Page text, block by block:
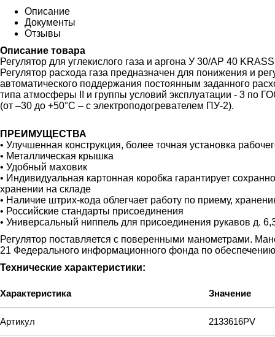
Описание
Документы
Отзывы
Описание товара
Регулятор для углекислого газа и аргона У 30/АР 40 KRASS
Регулятор расхода газа предназначен для понижения и
автоматического поддержания постоянным заданного
типа атмосферы II и группы условий эксплуатации - 3 по
(от –30 до +50°С – с электроподогревателем ПУ-2).
ПРЕИМУЩЕСТВА
• Улучшенная конструкция, более точная установка
• Металлическая крышка
• Удобный маховик
• Индивидуальная картонная коробка гарантирует
хранении на складе
• Наличие штрих-кода облегчает работу по приему,
• Российские стандарты присоединения
• Универсальный ниппель для присоединения рукавов д.
Регулятор поставляется с поверенными манометрами.
21 Федерального информационного фонда по
Технические характеристики:
Характеристика Значение
Артикул 2133616PV